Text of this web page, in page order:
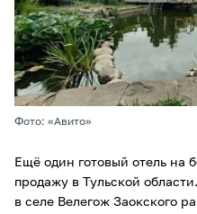
Фото: «Авито»
Ещё один готовый отель на
продажу в Тульской
в селе Велегож Заокского